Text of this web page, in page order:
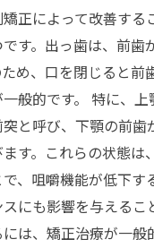
正によって改善する
す。出っ歯は、前歯
め、口を閉じると前
般的です。 特に、
と呼び、下顎の前歯
す。これらの状態は
、咀嚼機能が低下す
にも影響を与えるこ
は、矯正治療が一般